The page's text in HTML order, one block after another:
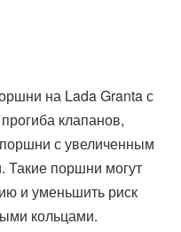
на Lada Granta с
клапанов,
с увеличенным
Такие поршни могут
и уменьшить риск
кольцами.